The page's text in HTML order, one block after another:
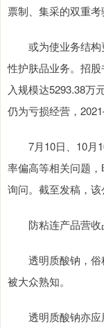
票制、集采的双重考
或为使业务结构
性护肤品业务。招
入规模达5293.38万
仍为亏损经营，
7月10日、10月
率偏高等相关问题
询问。截至发稿，该
防粘连产品营收
透明质酸钠，俗
被大众熟知。
透明质酸钠亦应